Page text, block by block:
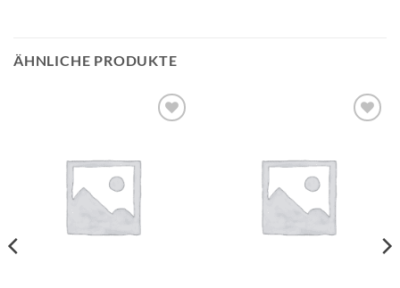
ÄHNLICHE PRODUKTE